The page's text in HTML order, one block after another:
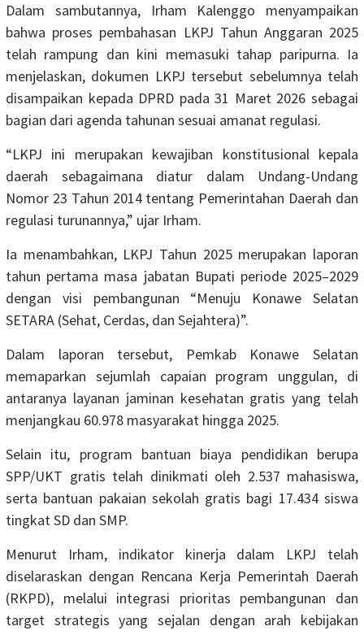
Dalam sambutannya, Irham Kalenggo menyampaikan
bahwa proses pembahasan LKPJ Tahun Anggaran 2025
telah rampung dan kini memasuki tahap paripurna. Ia
menjelaskan, dokumen LKPJ tersebut sebelumnya telah
disampaikan kepada DPRD pada 31 Maret 2026 sebagai
bagian dari agenda tahunan sesuai amanat regulasi.
“LKPJ ini merupakan kewajiban konstitusional kepala
daerah sebagaimana diatur dalam Undang-Undang
Nomor 23 Tahun 2014 tentang Pemerintahan Daerah dan
regulasi turunannya,” ujar Irham.
Ia menambahkan, LKPJ Tahun 2025 merupakan laporan
tahun pertama masa jabatan Bupati periode 2025–2029
dengan visi pembangunan “Menuju Konawe Selatan
SETARA (Sehat, Cerdas, dan Sejahtera)”.
Dalam laporan tersebut, Pemkab Konawe Selatan
memaparkan sejumlah capaian program unggulan, di
antaranya layanan jaminan kesehatan gratis yang telah
menjangkau 60.978 masyarakat hingga 2025.
Selain itu, program bantuan biaya pendidikan berupa
SPP/UKT gratis telah dinikmati oleh 2.537 mahasiswa,
serta bantuan pakaian sekolah gratis bagi 17.434 siswa
tingkat SD dan SMP.
Menurut Irham, indikator kinerja dalam LKPJ telah
diselaraskan dengan Rencana Kerja Pemerintah Daerah
(RKPD), melalui integrasi prioritas pembangunan dan
target strategis yang sejalan dengan arah kebijakan